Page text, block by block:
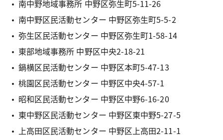
南中野地域事務所 中野区弥生町5-11-26
南中野区民活動センター 中野区弥生町5-5-2
弥生区民活動センター 中野区弥生町1-58-14
東部地域事務所 中野区中央2-18-21
鍋横区民活動センター 中野区本町5-47-13
桃園区民活動センター 中野区中央4-57-1
昭和区民活動センター 中野区中野6-16-20
東中野区民活動センター 中野区東中野5-27-5
上高田区民活動センター 中野区上高田2-11-1